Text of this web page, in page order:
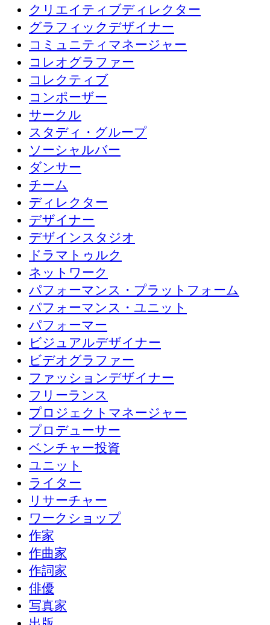
クリエイティブディレクター
グラフィックデザイナー
コミュニティマネージャー
コレオグラファー
コレクティブ
コンポーザー
サークル
スタディ・グループ
ソーシャルバー
ダンサー
チーム
ディレクター
デザイナー
デザインスタジオ
ドラマトゥルク
ネットワーク
パフォーマンス・プラットフォーム
パフォーマンス・ユニット
パフォーマー
ビジュアルデザイナー
ビデオグラファー
ファッションデザイナー
フリーランス
プロジェクトマネージャー
プロデューサー
ベンチャー投資
ユニット
ライター
リサーチャー
ワークショップ
作家
作曲家
作詞家
俳優
写真家